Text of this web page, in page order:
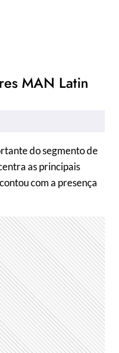
MAN Latin
do segmento de
as principais
com a presença